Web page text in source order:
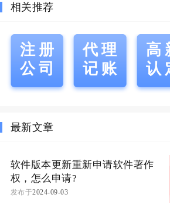
相关推荐
注册
公司
代理
记账
高
认
最新文章
软件版本更新重新申请软件著作
权，怎么申请?
发布于2024-09-03